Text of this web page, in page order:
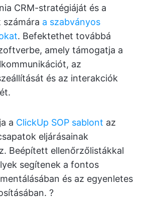
CRM-stratégiáját és a
a szabványos
. Befektethet továbbá
amely támogatja a
az
és az interakciók
a ClickUp SOP sablont az
eljárásainak
Beépített ellenőrzőlistákkal
segítenek a fontos
és az egyenletes
?